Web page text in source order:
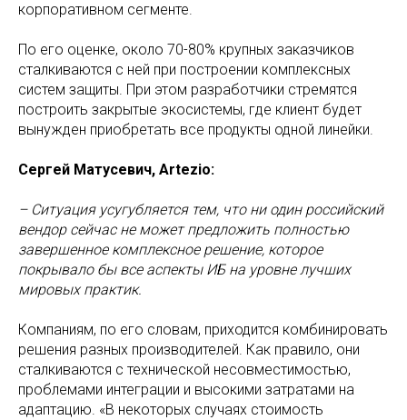
корпоративном сегменте.
По его оценке, около 70-80% крупных заказчиков
сталкиваются с ней при построении комплексных
систем защиты. При этом разработчики стремятся
построить закрытые экосистемы, где клиент будет
вынужден приобретать все продукты одной линейки.
Сергей Матусевич, Artezio:
– Ситуация усугубляется тем, что ни один российский
вендор сейчас не может предложить полностью
завершенное комплексное решение, которое
покрывало бы все аспекты ИБ на уровне лучших
мировых практик.
Компаниям, по его словам, приходится комбинировать
решения разных производителей. Как правило, они
сталкиваются с технической несовместимостью,
проблемами интеграции и высокими затратами на
адаптацию. «В некоторых случаях стоимость